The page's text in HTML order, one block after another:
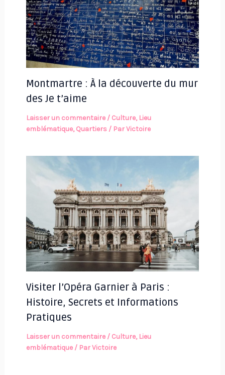
Montmartre : À la découverte du mur
des Je t’aime
Laisser un commentaire / Culture, Lieu
emblématique,Quartiers/ ParVictoire
Visiter l’Opéra Garnier à Paris :
Histoire, Secrets et Informations
Pratiques
Laisser un commentaire / Culture, Lieu
emblématique/ ParVictoire